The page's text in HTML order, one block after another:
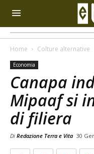
Home Colture alternative
Economia
Canapa
Mipaaf si
di filiera
Di Redazione Terra e Vita 30